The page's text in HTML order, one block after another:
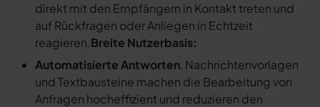
direkt mit den Empfängern in Kontakt treten und
auf Rückfragen oder Anliegen in Echtzeit
reagieren.Breite Nutzerbasis:
Automatisierte Antworten, Nachrichtenvorlagen
und Textbausteine machen die Bearbeitung von
Anfragen hocheffizient und reduzieren den